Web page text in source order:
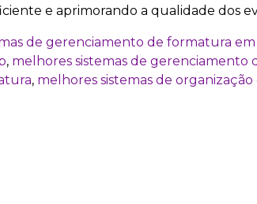
e aprimorando a qualidade dos
de gerenciamento de formatura
, melhores sistemas de gerenciamento
, melhores sistemas de